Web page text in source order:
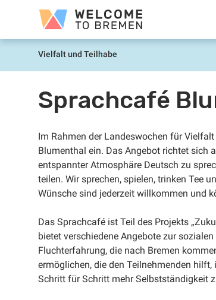
Welcome
to
Bremen
Prima
pagină
Vielfalt und Teilhabe
Sprachcafé
Im Rahmen der Landeswochen für
Blumenthal ein. Das Angebot richtet sich
entspannter Atmosphäre Deutsch zu
teilen. Wir sprechen, spielen, trinken Tee
Wünsche sind jederzeit willkommen und
Das Sprachcafé ist Teil des Projekts
bietet verschiedene Angebote zur
Fluchterfahrung, die nach Bremen
ermöglichen, die den Teilnehmenden
Schritt für Schritt mehr Selbstständigkeit